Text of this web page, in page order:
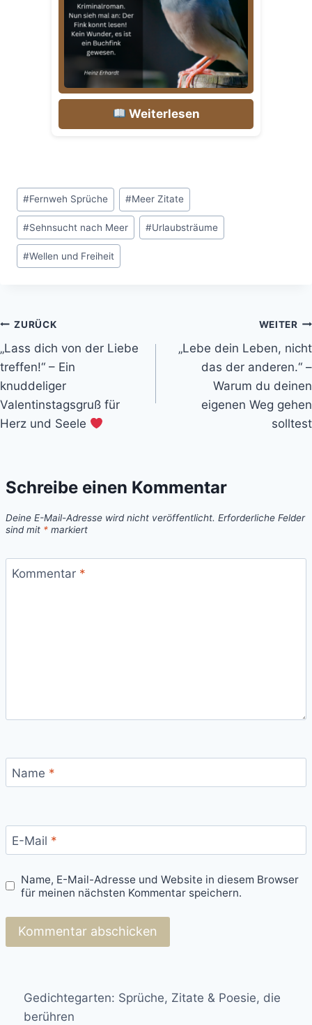
Weiterlesen
Schlagworte:
#Fernweh Sprüche #Meer Zitate
#Sehnsucht nach Meer #Urlaubsträume
#Wellen und Freiheit
Beitragsnavigation
ZURÜCK
„Lass dich von der Liebe
treffen!“ – Ein
knuddeliger
Valentinstagsgruß für
Herz und Seele
WEITER
„Lebe dein Leben, nicht
das der anderen.“ –
Warum du deinen
eigenen Weg gehen
solltest
Schreibe einen Kommentar
Deine E-Mail-Adresse wird nicht veröffentlicht. Erforderliche Felder
sind mit * markiert
Kommentar *
Name *
E-Mail *
Name, E-Mail-Adresse und Website in diesem Browser
für meinen nächsten Kommentar speichern.
Gedichtegarten: Sprüche, Zitate & Poesie, die
berühren